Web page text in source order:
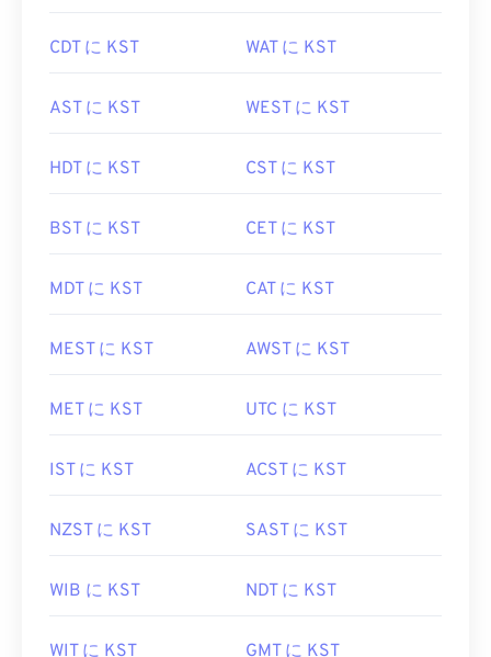
CDT に KST WAT に KST
AST に KST WEST に KST
HDT に KST CST に KST
BST に KST CET に KST
MDT に KST CAT に KST
MEST に KST AWST に KST
MET に KST UTC に KST
IST に KST ACST に KST
NZST に KST SAST に KST
WIB に KST NDT に KST
WIT に KST GMT に KST